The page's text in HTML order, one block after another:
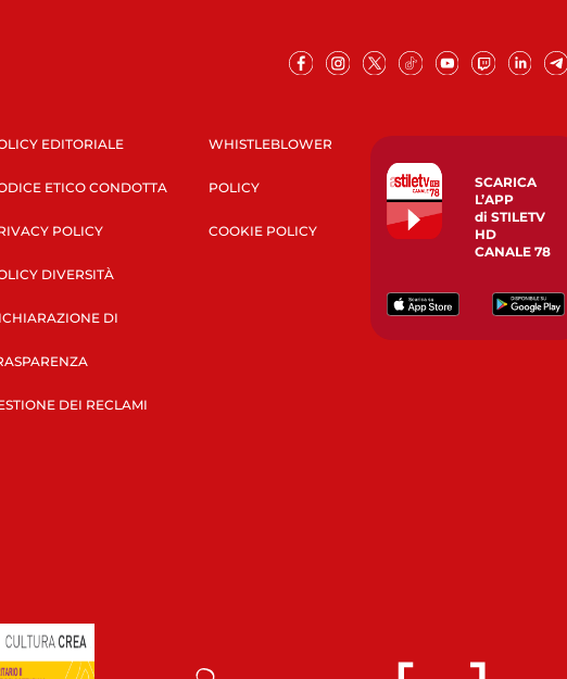
EDITORIALE
ETICO CONDOTTA
POLICY
DIVERSITÀ
DI
DEI RECLAMI
WHISTLEBLOWER
POLICY
COOKIE POLICY
SCARICA
L’APP
di STILETV
HD
CANALE 78